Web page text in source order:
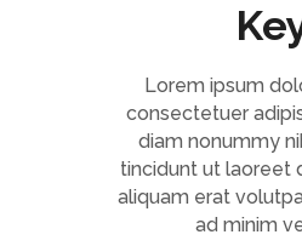
Lorem ipsum
consectetuer
diam nonummy
tincidunt ut laoreet
aliquam erat
ad minim